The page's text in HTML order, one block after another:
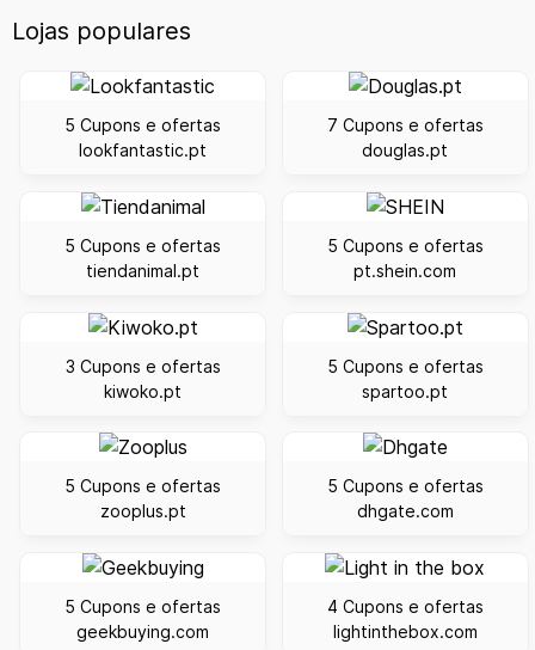
Lojas populares
5 Cupons e ofertas
lookfantastic.pt
7 Cupons e ofertas
douglas.pt
5 Cupons e ofertas
tiendanimal.pt
5 Cupons e ofertas
pt.shein.com
3 Cupons e ofertas
kiwoko.pt
5 Cupons e ofertas
spartoo.pt
5 Cupons e ofertas
zooplus.pt
5 Cupons e ofertas
dhgate.com
5 Cupons e ofertas
geekbuying.com
4 Cupons e ofertas
lightinthebox.com